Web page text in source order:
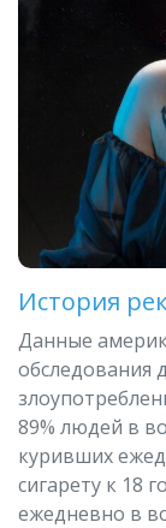
История
Данные
обследования
89% людей в
куривших
сигарету к 18
ежедневно в